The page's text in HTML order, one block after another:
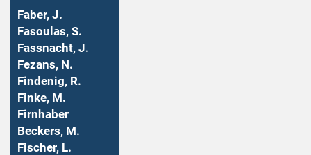
Faber, J.
Fasoulas, S.
Fassnacht, J.
Fezans, N.
Findenig, R.
Finke, M.
Firnhaber
Beckers, M.
Fischer, L.